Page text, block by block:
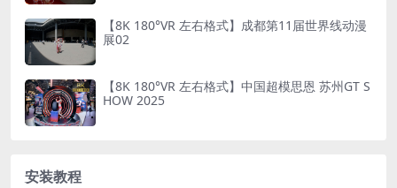
【8K 180°VR 左右格式】成都第11届世界线动漫
展02
【8K 180°VR 左右格式】中国超模思恩 苏州GT S
HOW 2025
安装教程